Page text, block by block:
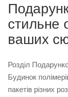
стильне
ваших
Розділ
Будинок
пакетів різних